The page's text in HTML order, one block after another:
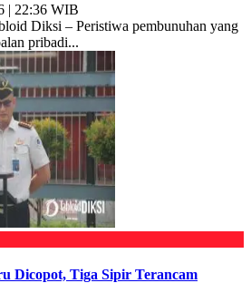
| 22:36 WIB
Diksi – Peristiwa pembunuhan yang
pribadi...
Dicopot, Tiga Sipir Terancam